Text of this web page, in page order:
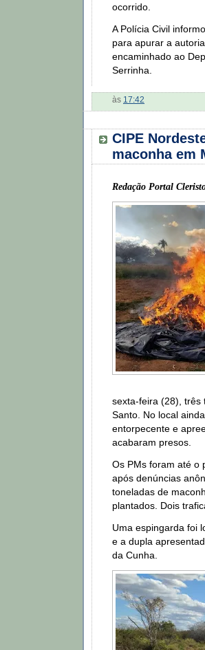
ocorrido.
A Polícia Civil
para apurar a
encaminhado ao
Serrinha.
às 17:42
CIPE
maconha em
Redação Portal
sexta-feira (28), três
Santo. No local
entorpecente e
acabaram presos.
Os PMs foram até o
após denúncias
toneladas de
plantados. Dois
Uma espingarda foi
e a dupla
da Cunha.